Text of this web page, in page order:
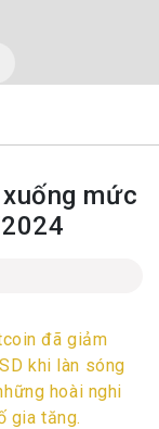
mức
đã giảm
khi làn sóng
hoài nghi
gia tăng.